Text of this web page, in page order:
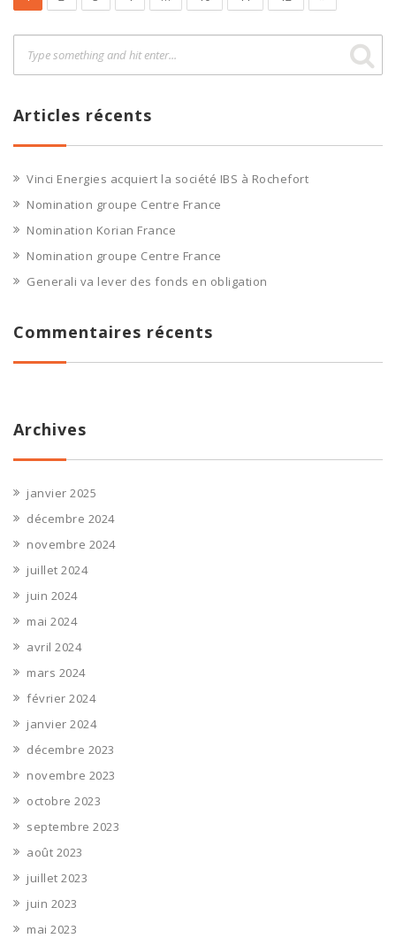
Articles récents
Vinci Energies acquiert la société IBS à Rochefort
Nomination groupe Centre France
Nomination Korian France
Nomination groupe Centre France
Generali va lever des fonds en obligation
Commentaires récents
Archives
janvier 2025
décembre 2024
novembre 2024
juillet 2024
juin 2024
mai 2024
avril 2024
mars 2024
février 2024
janvier 2024
décembre 2023
novembre 2023
octobre 2023
septembre 2023
août 2023
juillet 2023
juin 2023
mai 2023